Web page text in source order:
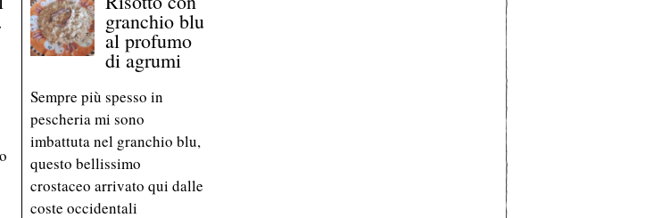
granchio blu
al profumo
di agrumi
Sempre più spesso in
pescheria mi sono
imbattuta nel granchio blu,
questo bellissimo
crostaceo arrivato qui dalle
coste occidentali